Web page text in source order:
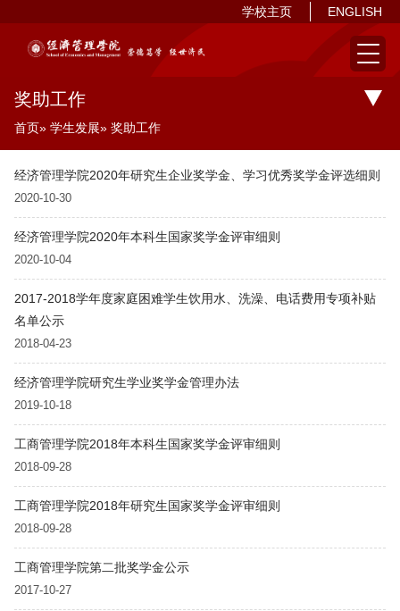
ENGLISH
学校主页
奖助工作
首页» 学生发展» 奖助工作
经济管理学院2020年研究生企业奖学金、学习优秀奖学金评选细则
2020-10-30
经济管理学院2020年本科生国家奖学金评审细则
2020-10-04
2017-2018学年度家庭困难学生饮用水、洗澡、电话费用专项补贴
名单公示
2018-04-23
经济管理学院研究生学业奖学金管理办法
2019-10-18
工商管理学院2018年本科生国家奖学金评审细则
2018-09-28
工商管理学院2018年研究生国家奖学金评审细则
2018-09-28
工商管理学院第二批奖学金公示
2017-10-27